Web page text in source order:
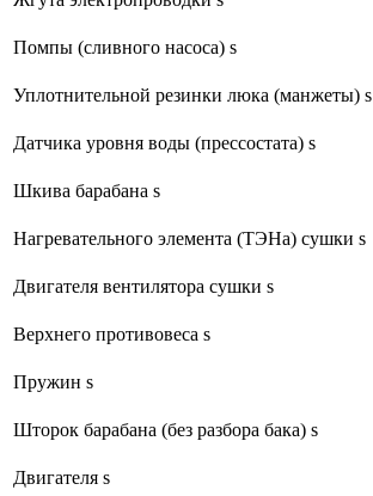
Помпы (сливного насоса) s
Уплотнительной резинки люка (манжеты) s
Датчика уровня воды (прессостата) s
Шкива барабана s
Нагревательного элемента (ТЭНа) сушки s
Двигателя вентилятора сушки s
Верхнего противовеса s
Пружин s
Шторок барабана (без разбора бака) s
Двигателя s